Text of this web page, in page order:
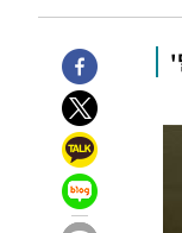
1시간 전 >[속보]코
1시간 전 >
[속보]
1시간 전 >
2시간 전 >
[속보]
2시간 전 >
2시간 전 >
2시간 전 >
'